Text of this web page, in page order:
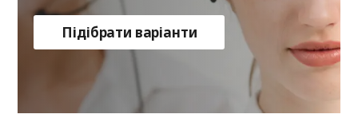
Підібрати варіанти